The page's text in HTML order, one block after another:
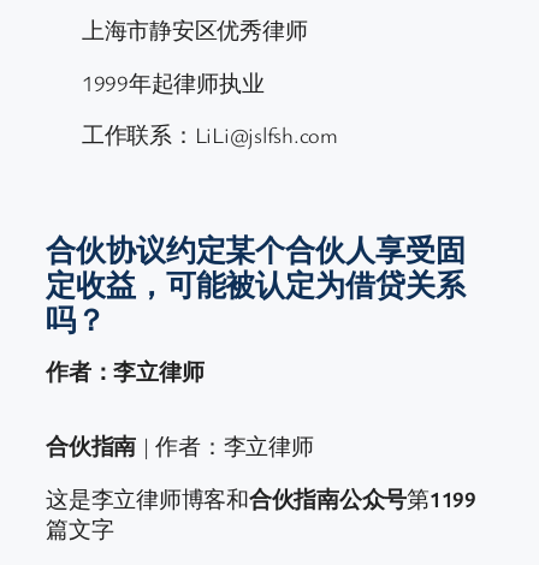
上海市静安区优秀律师
1999年起律师执业
工作联系：LiLi@jslfsh.com
合伙协议约定某个合伙人享受固
定收益，可能被认定为借贷关系
吗？
作者：李立律师
合伙指南 | 作者：李立律师
这是李立律师博客和合伙指南公众号第1199
篇文字